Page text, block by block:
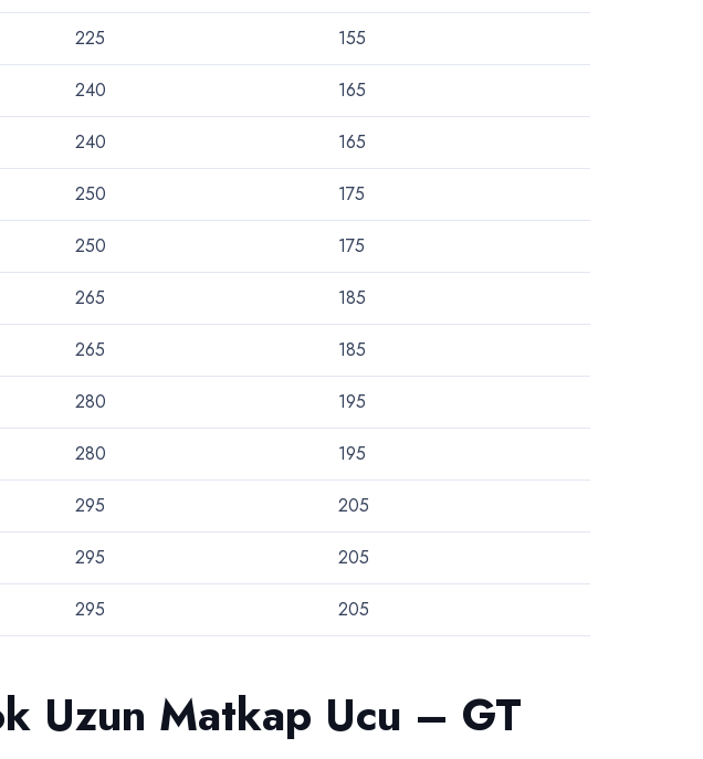
225 155
240 165
240 165
250 175
250 175
265 185
265 185
280 195
280 195
295 205
295 205
295 205
Uzun Matkap Ucu – GT